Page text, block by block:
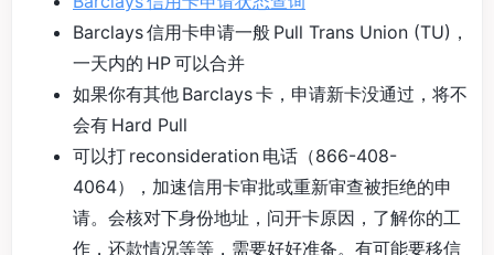
Barclays 信用卡申请一般 Pull Trans Union (TU)，
一天内的 HP 可以合并
如果你有其他 Barclays 卡，申请新卡没通过，将不
会有 Hard Pull
可以打 reconsideration 电话（866-408-
4064），加速信用卡审批或重新审查被拒绝的申
请。会核对下身份地址，问开卡原因，了解你的工
作，还款情况等等，需要好好准备。有可能要移信